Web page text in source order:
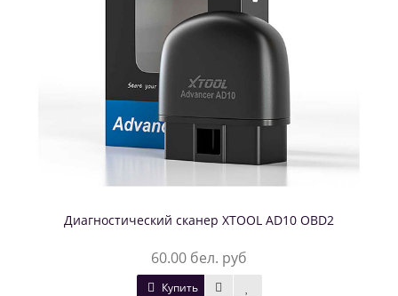
Диагностический сканер XTOOL AD10 OBD2
60.00 бел. руб
Купить